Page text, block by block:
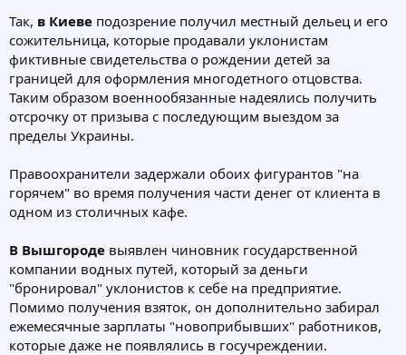
Так, в Киеве подозрение получил местный дельец и его
сожительница, которые продавали уклонистам
фиктивные свидетельства о рождении детей за
границей для оформления многодетного отцовства.
Таким образом военнообязанные надеялись получить
отсрочку от призыва с последующим выездом за
пределы Украины.
Правоохранители задержали обоих фигурантов "на
горячем" во время получения части денег от клиента в
одном из столичных кафе.
В Вышгороде выявлен чиновник государственной
компании водных путей, который за деньги
"бронировал" уклонистов к себе на предприятие.
Помимо получения взяток, он дополнительно забирал
ежемесячные зарплаты "новоприбывших" работников,
которые даже не появлялись в госучреждении.